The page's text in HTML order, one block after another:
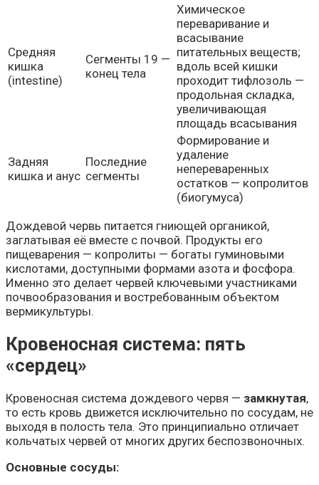
Средняя
кишка
(intestine)
Сегменты 19 —
конец тела
Химическое
переваривание и
всасывание
питательных веществ;
вдоль всей кишки
проходит тифлозоль —
продольная складка,
увеличивающая
площадь всасывания
Задняя
кишка и анус
Последние
сегменты
Формирование и
удаление
непереваренных
остатков — копролитов
(биогумуса)
Дождевой червь питается гниющей органикой,
заглатывая её вместе с почвой. Продукты его
пищеварения — копролиты — богаты гуминовыми
кислотами, доступными формами азота и фосфора.
Именно это делает червей ключевыми участниками
почвообразования и востребованным объектом
вермикультуры.
Кровеносная система: пять
«сердец»
Кровеносная система дождевого червя — замкнутая,
то есть кровь движется исключительно по сосудам, не
выходя в полость тела. Это принципиально отличает
кольчатых червей от многих других беспозвоночных.
Основные сосуды: